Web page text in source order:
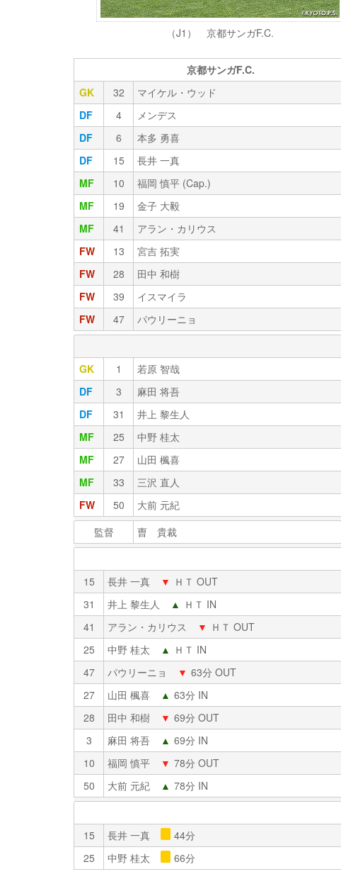
（J1） 京都サンガF.C.
京都サンガF.C.
GK
32 マイケル・ウッド
DF
4 メンデス
DF
6 本多 勇喜
DF
15 長井 一真
MF
10 福岡 慎平 (Cap.)
MF
19 金子 大毅
MF
41 アラン・カリウス
FW
13 宮吉 拓実
FW
28 田中 和樹
FW
39 イスマイラ
FW
47 パウリーニョ
GK
1 若原 智哉
DF
3 麻田 将吾
DF
31 井上 黎生人
MF
25 中野 桂太
MF
27 山田 楓喜
MF
33 三沢 直人
FW
50 大前 元紀
監督
曺 貴裁
15
長井 一真 ▼ ＨＴ OUT
31
井上 黎生人 ▲ ＨＴ IN
41
アラン・カリウス ▼ ＨＴ OUT
25
中野 桂太 ▲ ＨＴ IN
47
パウリーニョ ▼ 63分 OUT
27
山田 楓喜 ▲ 63分 IN
28
田中 和樹 ▼ 69分 OUT
3
麻田 将吾 ▲ 69分 IN
10
福岡 慎平 ▼ 78分 OUT
50
大前 元紀 ▲ 78分 IN
15
長井 一真 44分
25
中野 桂太 66分